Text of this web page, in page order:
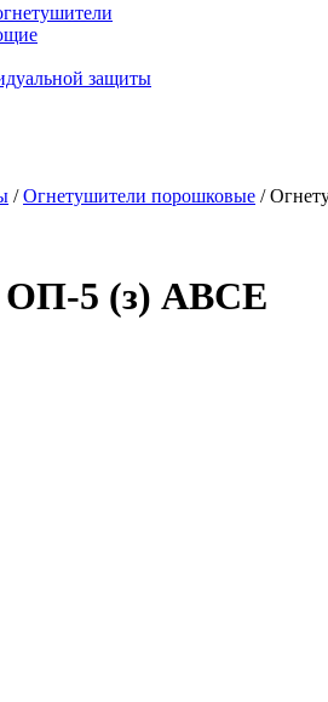
защиты
/Огнетушители порошковые /
ОП-5 (з) АВСЕ